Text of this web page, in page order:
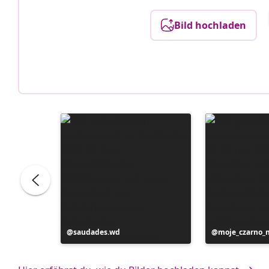
Bild hochladen
Beitrag
veröffentlicht
saudades.wd
Beitrag
veröffentlicht